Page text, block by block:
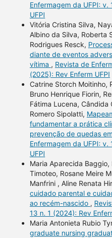
Enfermagem da UFPI: v.
UFPI
Vitória Cristina Silva,
Albino da Silva, Roberta
Rodrigues Resck,
diante de eventos
vítima , Revista de
(2025): Rev Enferm UFPI
Catrine Storch Moitinho,
Bruno Henrique Fiorin,
Fátima Lucena, Cândida
Romero Sipolatti,
fundamentar a prática
prevenção de quedas
Enfermagem da UFPI: v.
UFPI
Maria Aparecida
Timoteo, Rosane Meire
Manfrini , Aline Renata
cuidado parental e
ao recém-nascido ,
13 n. 1 (2024): Rev
Maria Antonieta Rubio
graduate nursing